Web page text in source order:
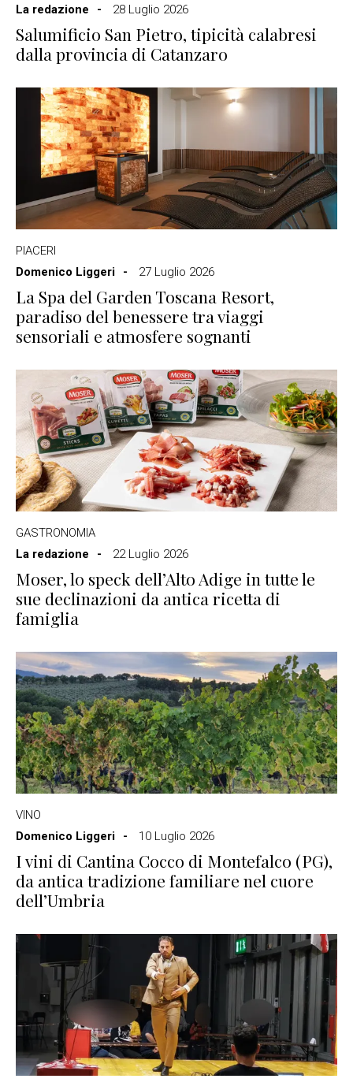
La redazione
28 Luglio 2026
Salumificio San Pietro, tipicità calabresi
dalla provincia di Catanzaro
PIACERI
Domenico Liggeri
27 Luglio 2026
La Spa del Garden Toscana Resort,
paradiso del benessere tra viaggi
sensoriali e atmosfere sognanti
GASTRONOMIA
La redazione
22 Luglio 2026
Moser, lo speck dell’Alto Adige in tutte le
sue declinazioni da antica ricetta di
famiglia
VINO
Domenico Liggeri
10 Luglio 2026
I vini di Cantina Cocco di Montefalco (PG),
da antica tradizione familiare nel cuore
dell’Umbria